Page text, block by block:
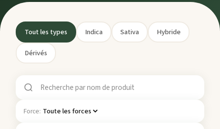
Tout les types Indica Sativa Hybride
Dérivés
Force: